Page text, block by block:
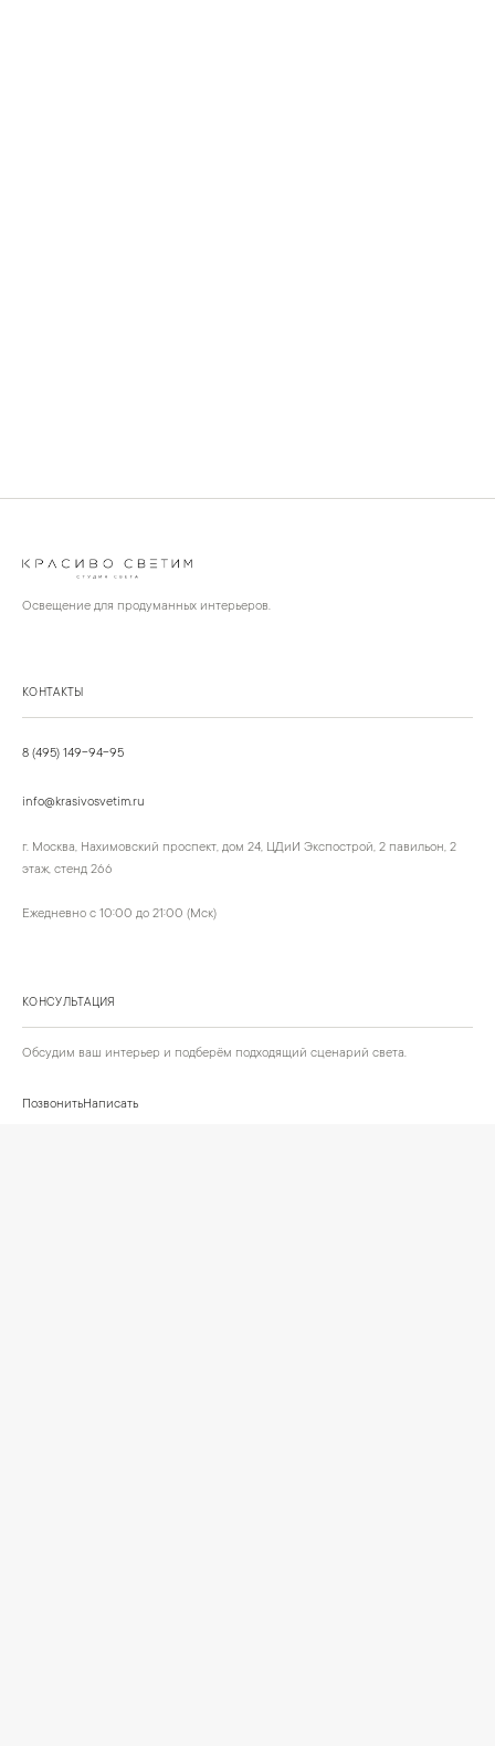
Освещение для продуманных интерьеров.
КОНТАКТЫ
8 (495) 149-94-95
info@krasivosvetim.ru
г. Москва, Нахимовский проспект, дом 24, ЦДиИ Экспострой, 2 павильон, 2
этаж, стенд 266
Ежедневно с 10:00 до 21:00 (Мск)
КОНСУЛЬТАЦИЯ
Обсудим ваш интерьер и подберём подходящий сценарий света.
ПозвонитьНаписать